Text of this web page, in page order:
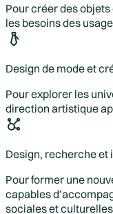
Pour créer des
les besoins des
Design de mode et
Pour explorer les
direction artistique
Design, recherche et
Pour former une
capables
sociales et